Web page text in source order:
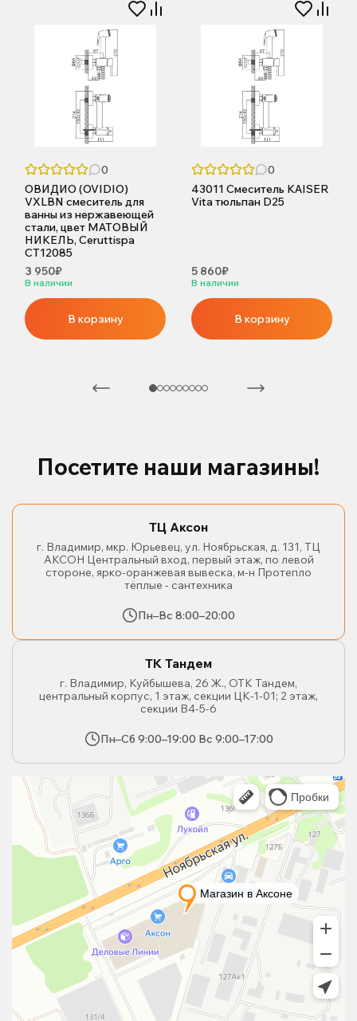
0
ОВИДИО (OVIDIO)
VXLBN смеситель для
ванны из нержавеющей
стали, цвет МАТОВЫЙ
НИКЕЛЬ, Ceruttispa
CT12085
3 950₽
В наличии
В корзину
0
43011 Смеситель KAISER
Vita тюльпан D25
5 860₽
В наличии
В корзину
Посетите наши магазины!
ТЦ Аксон
г. Владимир, мкр. Юрьевец, ул. Ноябрьская, д. 131, ТЦ
АКСОН Центральный вход, первый этаж, по левой
стороне, ярко-оранжевая вывеска, м-н Протепло
тёплые - сантехника
Пн–Вс 8:00–20:00
ТК Тандем
г. Владимир, Куйбышева, 26 Ж., ОТК Тандем,
центральный корпус, 1 этаж, секции ЦК-1-01; 2 этаж,
секции В4-5-6
Пн–Сб 9:00–19:00 Вс 9:00–17:00